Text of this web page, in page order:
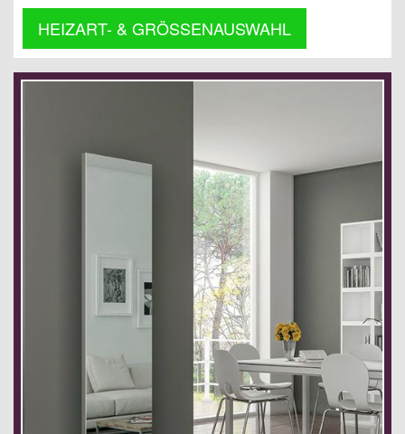
HEIZART- & GRÖSSENAUSWAHL